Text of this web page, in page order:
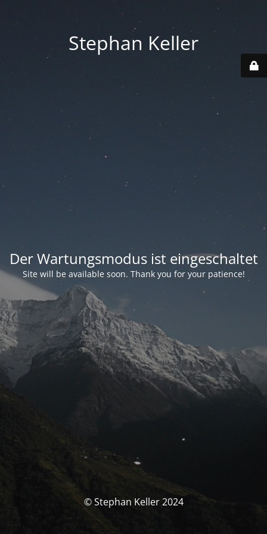
Stephan Keller
Der Wartungsmodus ist eingeschaltet
Site will be available soon. Thank you for your patience!
© Stephan Keller 2024